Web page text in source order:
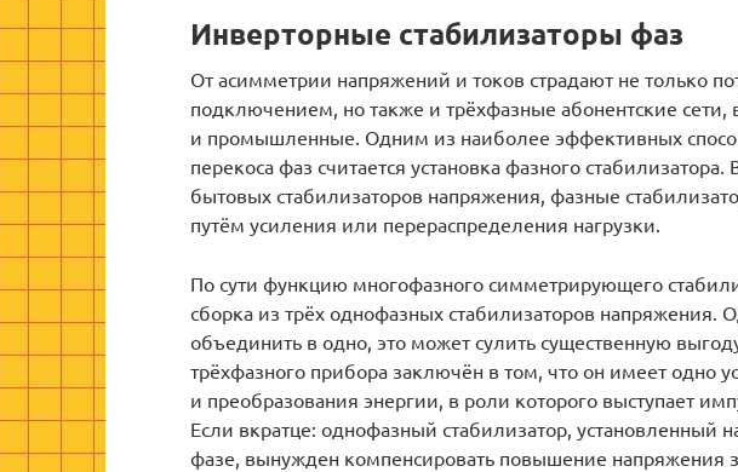
Инверторные стабилизаторы фаз
От асимметрии напряжений и токов страдают не только
подключением, но также и трёхфазные абонентские сети,
и промышленные. Одним из наиболее эффективных
перекоса фаз считается установка фазного
бытовых стабилизаторов напряжения, фазные
путём усиления или перераспределения нагрузки.
По сути функцию многофазного симметрирующего
сборка из трёх однофазных стабилизаторов напряжения.
объединить в одно, это может сулить существенную
трёхфазного прибора заключён в том, что он имеет одно
и преобразования энергии, в роли которого выступает
Если вкратце: однофазный стабилизатор, установленный
фазе, вынужден компенсировать повышение напряжения